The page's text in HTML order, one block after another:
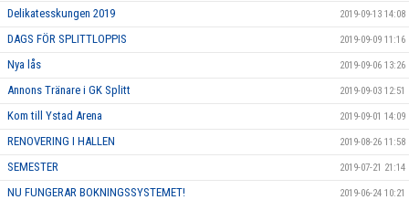
Delikatesskungen 2019 2019-09-13 14:08
DAGS FÖR SPLITTLOPPIS 2019-09-09 11:16
Nya lås 2019-09-06 13:26
Annons Tränare i GK Splitt 2019-09-03 12:51
Kom till Ystad Arena 2019-09-01 14:09
RENOVERING I HALLEN 2019-08-26 11:58
SEMESTER 2019-07-21 21:14
NU FUNGERAR BOKNINGSSYSTEMET! 2019-06-24 10:21